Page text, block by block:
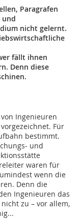
Paragra­fen
und
nicht gelernt.
fällt ihnen
Denn diese
Ingenieuren
Für
bestimmt.
und
waren für
wenn die
Denn die
Ingenieuren das
zu – vor allem,